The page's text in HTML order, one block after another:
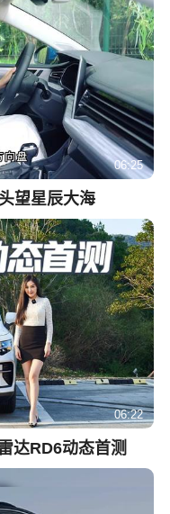
06:25
望星辰大海
06:22
达RD6动态首测